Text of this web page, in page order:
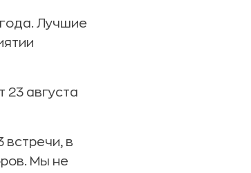
Лучшие
23 августа
встречи, в
Мы не